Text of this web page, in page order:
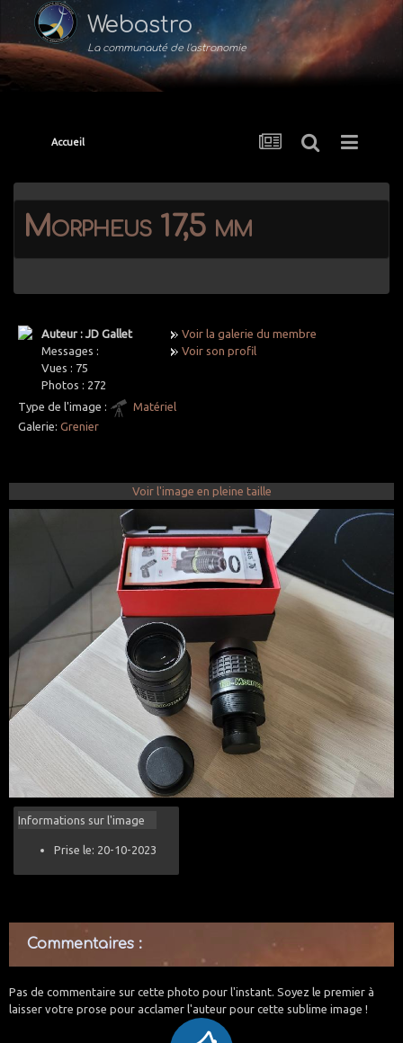
Webastro
La communauté de l'astronomie
Accueil
Morpheus 17,5 mm
Auteur : JD Gallet
Messages :
Vues : 75
Photos : 272
Voir la galerie du membre
Voir son profil
Type de l'image :
Matériel
Galerie: Grenier
Voir l'image en pleine taille
Informations sur l'image
Prise le: 20-10-2023
Commentaires :
Pas de commentaire sur cette photo pour l'instant. Soyez le premier à
laisser votre prose pour acclamer l'auteur pour cette sublime image !